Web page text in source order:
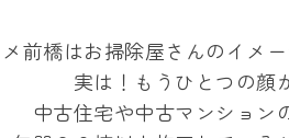
メ前橋はお掃除屋さんのイメ
実は！もうひとつの顔
中古住宅や中古マンション